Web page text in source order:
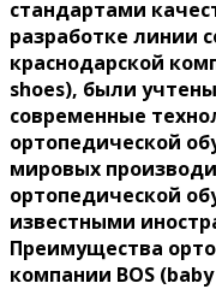
стандартами
разработке линии
краснодарской
shoes), были
современные
ортопедической
мировых
ортопедической
известными
Преимущества
компании BOS (baby